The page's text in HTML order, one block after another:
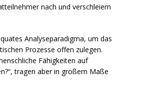
nach und verschleiern
Analyseparadigma, um das
Prozesse offen zulegen.
Fähigkeiten auf
tragen aber in großem Maße